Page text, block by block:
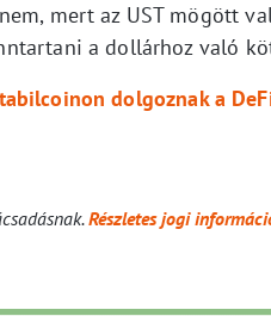
mert az UST mögött
a dollárhoz való
dolgoznak a
Részletes jogi